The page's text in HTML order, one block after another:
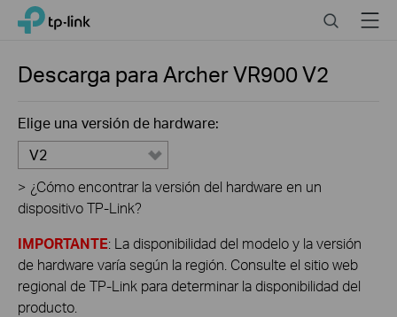
Click
navigation
TP-Link, Reliably Smart SearchMenu
Descarga paraArcher VR900V2
Elige una versión de hardware:
V2
> ¿Cómo encontrar la versión del hardware en un
dispositivo TP-Link?
IMPORTANTE: La disponibilidad del modelo y la versión
de hardware varía según la región. Consulte el sitio web
regional de TP-Link para determinar la disponibilidad del
producto.